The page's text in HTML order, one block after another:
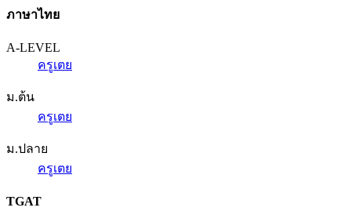
ภาษาไทย
A-LEVEL
ครูเตย
ม.ต้น
ครูเตย
ม.ปลาย
ครูเตย
TGAT